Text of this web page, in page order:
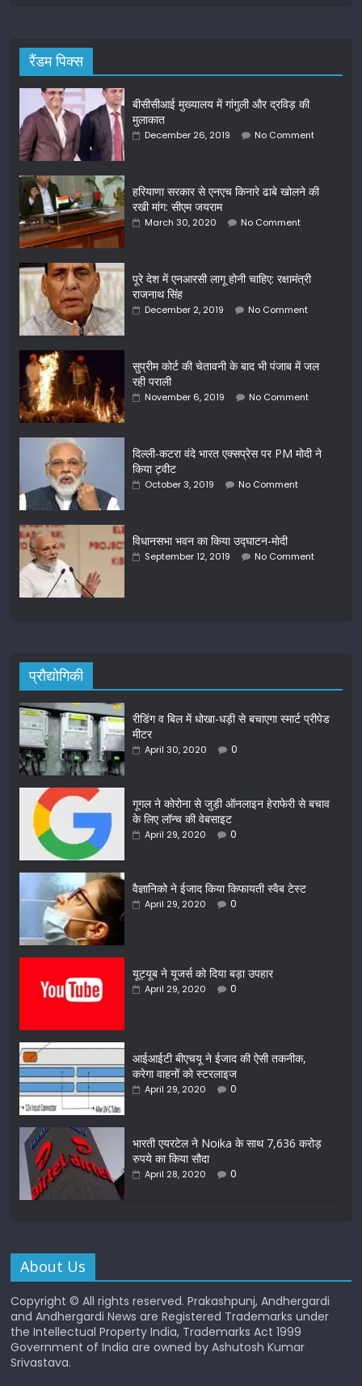
रैंडम पिक्स
बीसीसीआई मुख्यालय में गांगुली और द्रविड़ की
मुलाकात
December 26, 2019 No Comment
हरियाणा सरकार से एनएच किनारे ढाबे खोलने की
रखी मांग: सीएम जयराम
March 30, 2020 No Comment
पूरे देश में एनआरसी लागू होनी चाहिए: रक्षामंत्री
राजनाथ सिंह
December 2, 2019 No Comment
सुप्रीम कोर्ट की चेतावनी के बाद भी पंजाब में जल
रही पराली
November 6, 2019 No Comment
दिल्ली-कटरा वंदे भारत एक्सप्रेस पर PM मोदी ने
किया ट्वीट
October 3, 2019 No Comment
विधानसभा भवन का किया उद्घाटन-मोदी
September 12, 2019 No Comment
प्रौद्योगिकी
रीडिंग व बिल में धोखा-धड़ी से बचाएगा स्मार्ट प्रीपेड
मीटर
April 30, 2020 0
गूगल ने कोरोना से जुड़ी ऑनलाइन हेराफेरी से बचाव
के लिए लॉन्च की वेबसाइट
April 29, 2020 0
वैज्ञानिको ने ईजाद किया किफायती स्वैब टेस्ट
April 29, 2020 0
यूट्यूब ने यूजर्स को दिया बड़ा उपहार
April 29, 2020 0
आईआईटी बीएचयू ने ईजाद की ऐसी तकनीक,
करेगा वाहनों को स्टरलाइज
April 29, 2020 0
भारती एयरटेल ने Noika के साथ 7,636 करोड़
रुपये का किया सौदा
April 28, 2020 0
About Us
Copyright © All rights reserved. Prakashpunj, Andhergardi
and Andhergardi News are Registered Trademarks under
the Intellectual Property India, Trademarks Act 1999
Government of India are owned by Ashutosh Kumar
Srivastava.